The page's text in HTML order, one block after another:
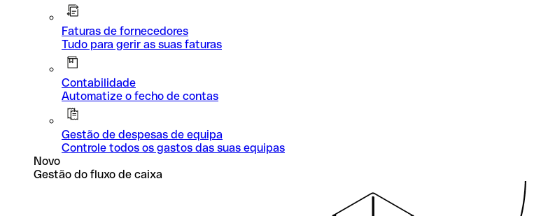
Faturas de fornecedores
Tudo para gerir as suas faturas
Contabilidade
Automatize o fecho de contas
Gestão de despesas de equipa
Controle todos os gastos das suas equipas
Novo
Gestão do fluxo de caixa